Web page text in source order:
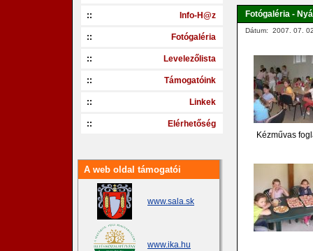
:: Info-H@z
:: Fotógaléria
:: Levelezőlista
:: Támogatóink
:: Linkek
:: Elérhetőség
A web oldal támogatói
www.sala.sk
www.ika.hu
Fotógaléria -
Dátum: 2007. 07.
Kézművas